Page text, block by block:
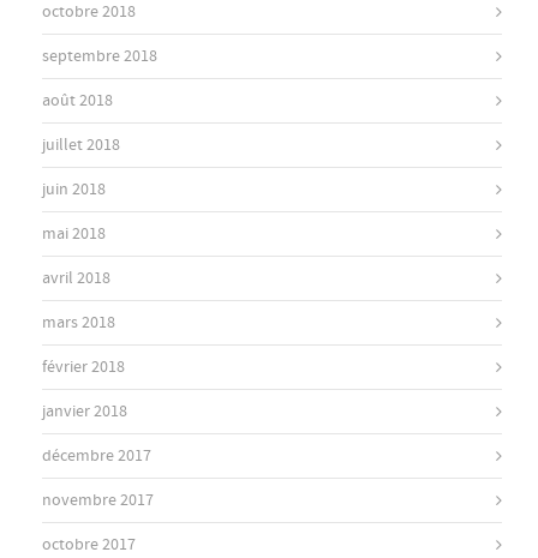
octobre 2018
septembre 2018
août 2018
juillet 2018
juin 2018
mai 2018
avril 2018
mars 2018
février 2018
janvier 2018
décembre 2017
novembre 2017
octobre 2017